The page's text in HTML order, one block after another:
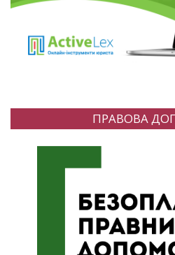
ПРАВОВА